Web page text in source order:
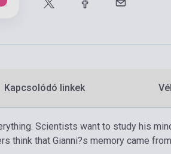
Kapcsolódó linkek
Scientists want to study his
think that Gianni?s memory came